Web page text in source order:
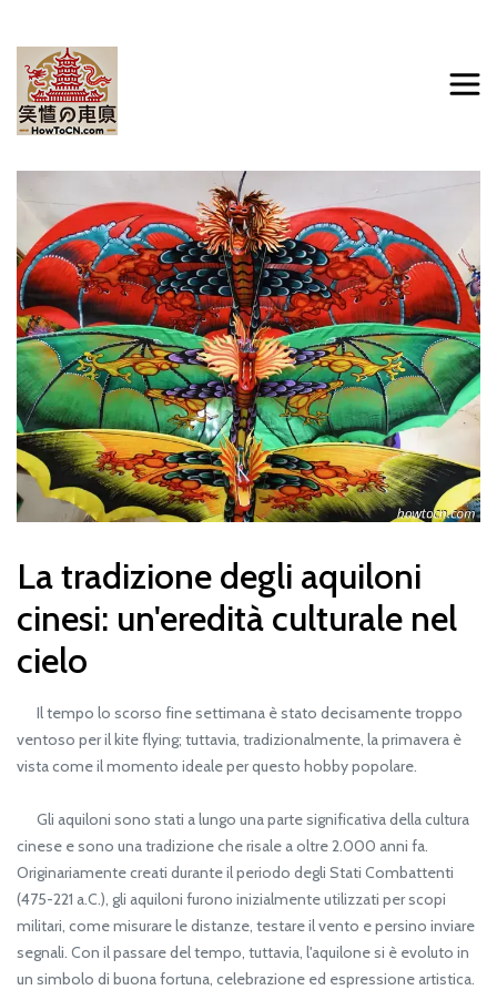
La tradizione degli aquiloni
cinesi: un'eredità culturale nel
cielo
Il tempo lo scorso fine settimana è stato decisamente troppo
ventoso per il kite flying; tuttavia, tradizionalmente, la primavera è
vista come il momento ideale per questo hobby popolare.
Gli aquiloni sono stati a lungo una parte significativa della cultura
cinese e sono una tradizione che risale a oltre 2.000 anni fa.
Originariamente creati durante il periodo degli Stati Combattenti
(475-221 a.C.), gli aquiloni furono inizialmente utilizzati per scopi
militari, come misurare le distanze, testare il vento e persino inviare
segnali. Con il passare del tempo, tuttavia, l'aquilone si è evoluto in
un simbolo di buona fortuna, celebrazione ed espressione artistica.